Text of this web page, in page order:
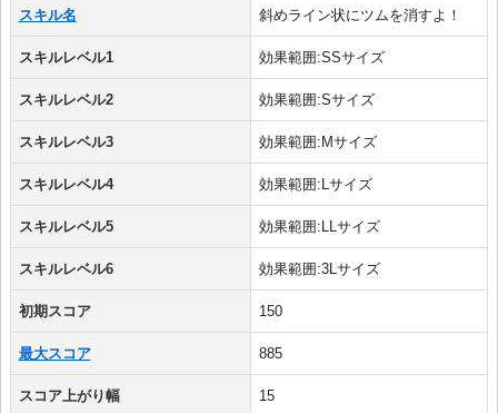
スキル名 斜めライン状にツムを消すよ！
スキルレベル1 効果範囲:SSサイズ
スキルレベル2 効果範囲:Sサイズ
スキルレベル3 効果範囲:Mサイズ
スキルレベル4 効果範囲:Lサイズ
スキルレベル5 効果範囲:LLサイズ
スキルレベル6 効果範囲:3Lサイズ
初期スコア 150
最大スコア 885
スコア上がり幅 15